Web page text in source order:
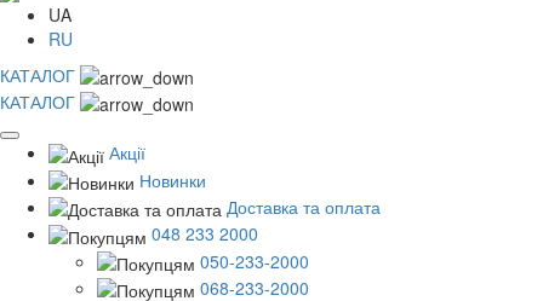
UA
RU
КАТАЛОГ
КАТАЛОГ
Акції
Новинки
Доставка та оплата
048 233 2000
050-233-2000
068-233-2000